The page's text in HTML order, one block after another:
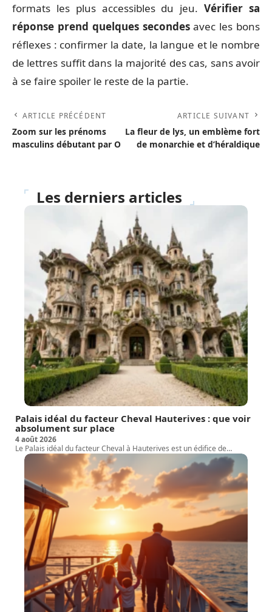
formats les plus accessibles du jeu.Vérifier sa
réponse prend quelques secondesavec les bons
réflexes : confirmer la date, la langue et le nombre
de lettres suffit dans la majorité des cas, sans avoir
à se faire spoiler le reste de la partie.
ARTICLE PRÉCÉDENT
Zoom sur les prénoms
masculins débutant par O
ARTICLE SUIVANT
La fleur de lys, un emblème fort
de monarchie et d’héraldique
Les derniers articles
Palais idéal du facteur Cheval Hauterives : que voir
absolument sur place
4 août 2026
Le Palais idéal du facteur Cheval à Hauterives est un édifice de…